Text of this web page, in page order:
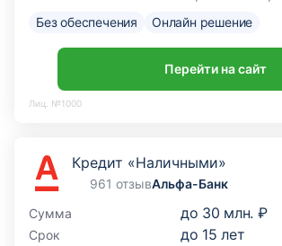
Без обеспечения Онлайн решение
Перейти на сайт
Лиц. №1000
Кредит «Наличными»
961 отзывАльфа-Банк
Сумма
до 30 млн. ₽
Срок до 15 лет